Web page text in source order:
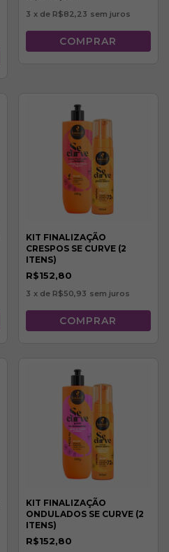
3 x de R$82,23 sem juros
KIT FINALIZAÇÃO
CRESPOS SE CURVE (2
ITENS)
R$152,80
3 x de R$50,93 sem juros
KIT FINALIZAÇÃO
ONDULADOS SE CURVE (2
ITENS)
R$152,80